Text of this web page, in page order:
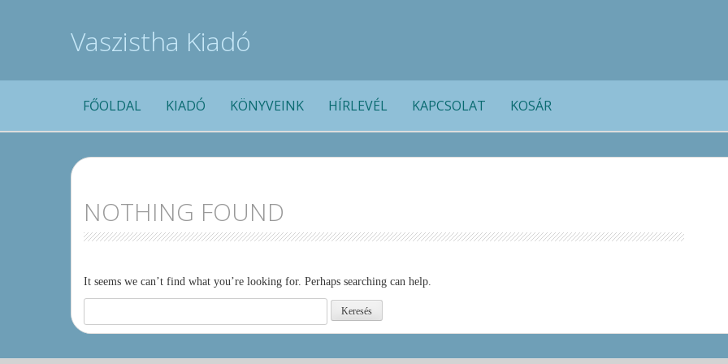
Vaszistha Kiadó
SKIP
FŐOLDAL KIADÓ KÖNYVEINK HÍRLEVÉL KAPCSOLAT KOSÁR
NOTHING FOUND
It seems we can’t find what you’re looking for. Perhaps searching can help.